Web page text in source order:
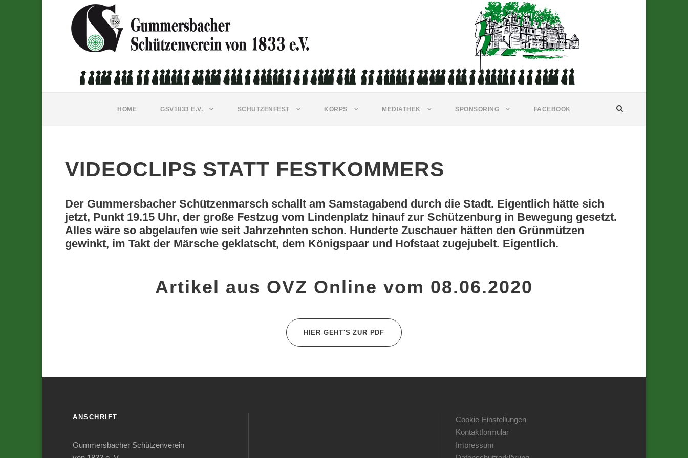
HOME GSV1833 E.V. SCHÜTZENFEST KORPS MEDIATHEK SPONSORING FACEBOOK
VIDEOCLIPS STATT FESTKOMMERS
Der Gummersbacher Schützenmarsch schallt am Samstagabend durch die Stadt. Eigentlich hätte sich
jetzt, Punkt 19.15 Uhr, der große Festzug vom Lindenplatz hinauf zur Schützenburg in Bewegung gesetzt.
Alles wäre so abgelaufen wie seit Jahrzehnten schon. Hunderte Zuschauer hätten den Grünmützen
gewinkt, im Takt der Märsche geklatscht, dem Königspaar und Hofstaat zugejubelt. Eigentlich.
Artikel aus OVZ Online vom 08.06.2020
HIER GEHT'S ZUR PDF
ANSCHRIFT
Gummersbacher Schützenverein
Cookie-Einstellungen
Kontaktformular
Impressum